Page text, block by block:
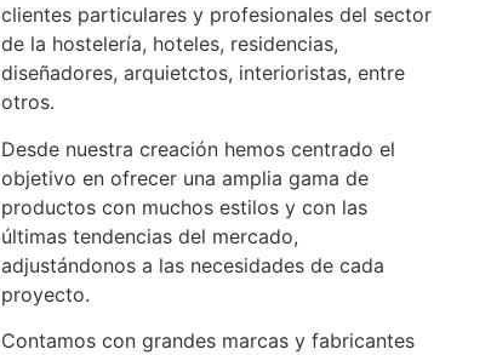
clientes particulares y profesionales del sector
de la hostelería, hoteles, residencias,
diseñadores, arquietctos, interioristas, entre
otros.
Desde nuestra creación hemos centrado el
objetivo en ofrecer una amplia gama de
productos con muchos estilos y con las
últimas tendencias del mercado,
adjustándonos a las necesidades de cada
proyecto.
Contamos con grandes marcas y fabricantes